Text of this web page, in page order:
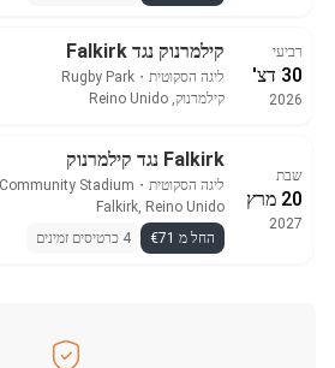
רביעי
30 דצ'
2026
קילמרנוק נגד Falkirk
ליגה הסקוטית ・
Rugby Park
קילמרנוק, Reino Unido
שבת
20 מרץ
2027
Falkirk נגד קילמרנוק
ליגה הסקוטית ・
Stadium
Falkirk, Reino Unido
החל מ €71
4 כרטיסים זמינים